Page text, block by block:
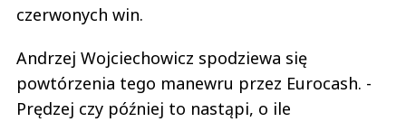
czerwonych win.
Andrzej Wojciechowicz spodziewa się
powtórzenia tego manewru przez Eurocash. -
Prędzej czy później to nastąpi, o ile